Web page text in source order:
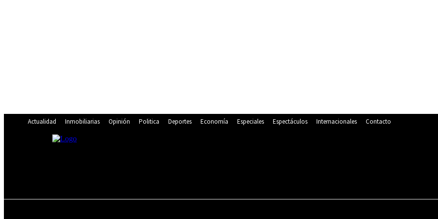
Actualidad Inmobiliarias Opinión Politica Deportes Economía Especiales Espectáculos Internacionales Contacto